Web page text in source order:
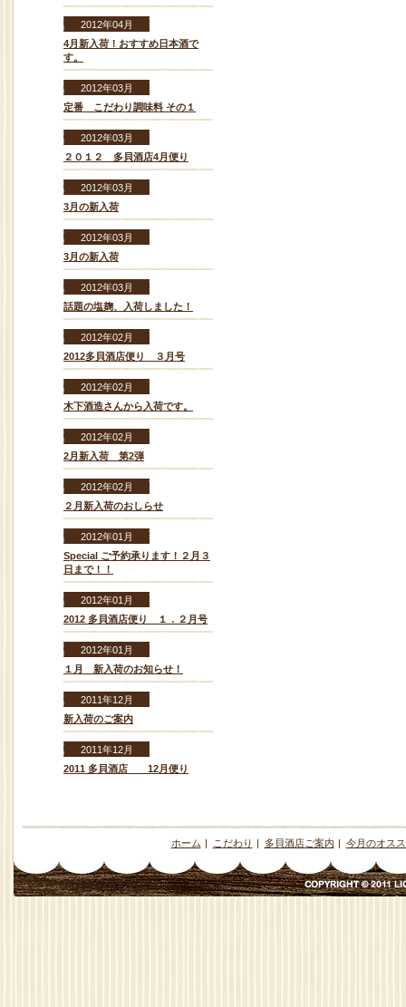
2012年04月
4月新入荷！おすすめ日本酒で
す。
2012年03月
定番 こだわり調味料 その１
2012年03月
２０１２ 多貝酒店4月便り
2012年03月
3月の新入荷
2012年03月
3月の新入荷
2012年03月
話題の塩麹、入荷しました！
2012年02月
2012多貝酒店便り ３月号
2012年02月
木下酒造さんから入荷です。
2012年02月
2月新入荷 第2弾
2012年02月
２月新入荷のおしらせ
2012年01月
Special ご予約承ります！２月３
日まで！！
2012年01月
2012 多貝酒店便り １．２月号
2012年01月
１月 新入荷のお知らせ！
2011年12月
新入荷のご案内
2011年12月
2011 多貝酒店 12月便り
ホーム | こだわり | 多貝酒店ご案内 | 今月のオス